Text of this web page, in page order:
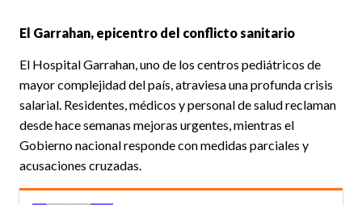
El Garrahan, epicentro del conflicto sanitario
El Hospital Garrahan, uno de los centros pediátricos de
mayor complejidad del país, atraviesa una profunda crisis
salarial. Residentes, médicos y personal de salud reclaman
desde hace semanas mejoras urgentes, mientras el
Gobierno nacional responde con medidas parciales y
acusaciones cruzadas.